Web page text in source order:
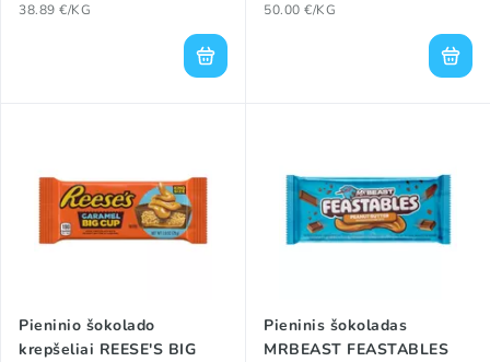
38.89 €/KG 50.00 €/KG
Pieninio šokolado
krepšeliai REESE'S BIG
Pieninis šokoladas
MRBEAST FEASTABLES